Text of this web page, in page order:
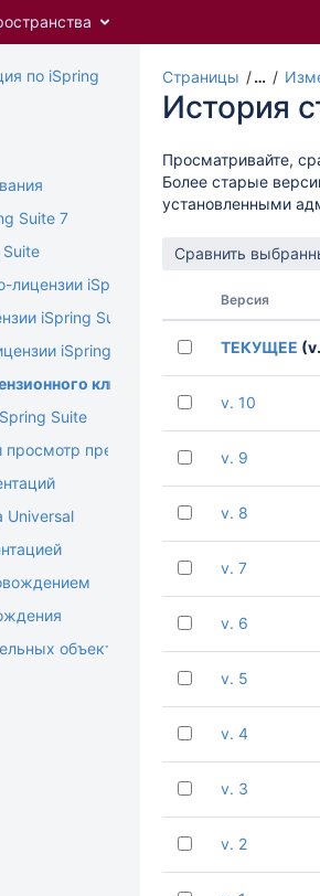
по iSpring
Suite 7
iSpring Suite
iSpring Suite
iSpring Suite
ключа или
Suite
презентации
Universal
объектов
Страницы …
История
Просматривайте,
Более старые
установленными
Версия
ТЕКУЩЕЕ
v. 10
v. 9
v. 8
v. 7
v. 6
v. 5
v. 4
v. 3
v. 2